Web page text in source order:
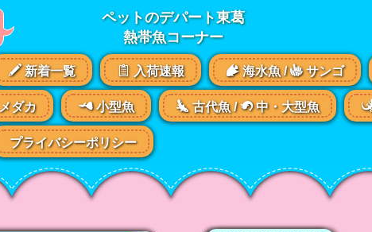
ペットのデパート東葛
熱帯魚コーナー
新着一覧 入荷速報 海水魚 / サンゴ
メダカ 小型魚 古代魚 / 中・大型魚
プライバシーポリシー